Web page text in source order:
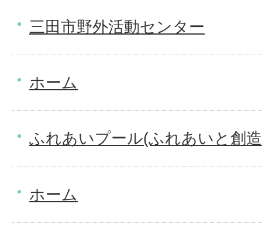
三田市野外活動センター
ホーム
ふれあいプール(ふれあいと創
ホーム